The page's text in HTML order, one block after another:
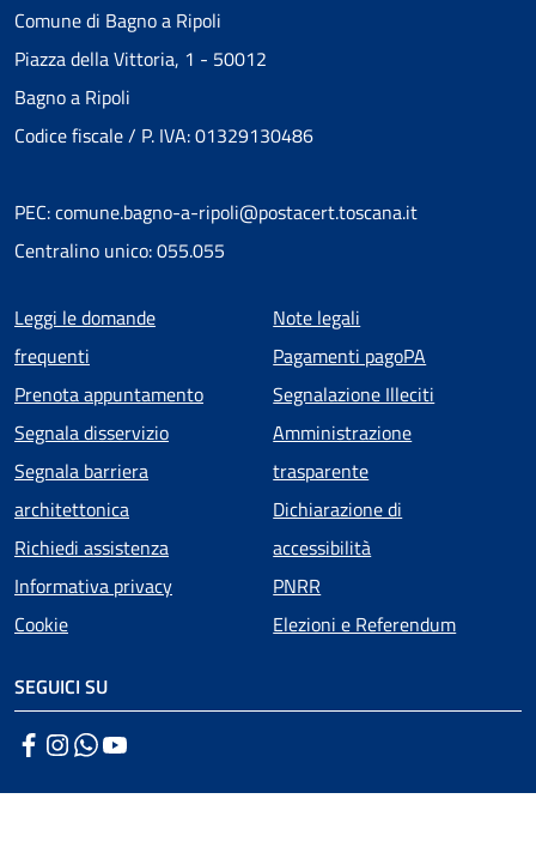
Comune di Bagno a Ripoli
Piazza della Vittoria, 1 - 50012
Bagno a Ripoli
Codice fiscale / P. IVA: 01329130486
PEC: comune.bagno-a-ripoli@postacert.toscana.it
Centralino unico: 055.055
Menu piè di pagina
Leggi le domande
frequenti
Prenota appuntamento
Segnala disservizio
Segnala barriera
architettonica
Richiedi assistenza
Informativa privacy
Cookie
Note legali
Pagamenti pagoPA
Segnalazione Illeciti
Amministrazione
trasparente
Dichiarazione di
accessibilità
PNRR
Elezioni e Referendum
SEGUICI SU
Facebook
Instagram
WhatsApp